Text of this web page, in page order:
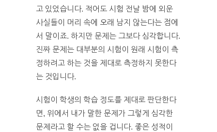
고 있었습니다. 적어도 시험 전날 밤에 외운
사실들이 머리 속에 오래 남지 않는다는 점에
서 말이죠. 하지만 문제는 그보다 심각합니다.
진짜 문제는 대부분의 시험이 원래 시험이 측
정하려고 하는 것을 제대로 측정하지 못한다
는 것입니다.
시험이 학생의 학습 정도를 제대로 판단한다
면, 위에서 내가 말한 문제가 그렇게 심각한
문제라고 할 수는 없을 겁니다. 좋은 성적이